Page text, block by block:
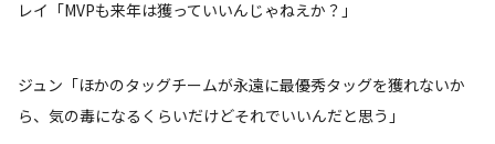
レイ「MVPも来年は獲っていいんじゃねえか？」
ジュン「ほかのタッグチームが永遠に最優秀タッグを獲れないか
ら、気の毒になるくらいだけどそれでいいんだと思う」